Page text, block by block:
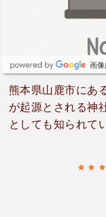
画
熊本県山鹿市にあ
が起源とされる神
としても知られて
展示されている燈